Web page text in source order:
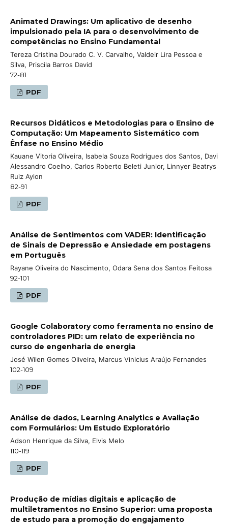
Animated Drawings: Um aplicativo de desenho
impulsionado pela IA para o desenvolvimento de
competências no Ensino Fundamental
Tereza Cristina Dourado C. V. Carvalho, Valdeir Lira Pessoa e
Silva, Priscila Barros David
72-81
PDF
Recursos Didáticos e Metodologias para o Ensino de
Computação: Um Mapeamento Sistemático com
Ênfase no Ensino Médio
Kauane Vitoria Oliveira, Isabela Souza Rodrigues dos Santos, Davi
Alessandro Coelho, Carlos Roberto Beleti Junior, Linnyer Beatrys
Ruiz Aylon
82-91
PDF
Análise de Sentimentos com VADER: Identificação
de Sinais de Depressão e Ansiedade em postagens
em Português
Rayane Oliveira do Nascimento, Odara Sena dos Santos Feitosa
92-101
PDF
Google Colaboratory como ferramenta no ensino de
controladores PID: um relato de experiência no
curso de engenharia de energia
José Wilen Gomes Oliveira, Marcus Vinicius Araújo Fernandes
102-109
PDF
Análise de dados, Learning Analytics e Avaliação
com Formulários: Um Estudo Exploratório
Adson Henrique da Silva, Elvis Melo
110-119
PDF
Produção de mídias digitais e aplicação de
multiletramentos no Ensino Superior: uma proposta
de estudo para a promoção do engajamento